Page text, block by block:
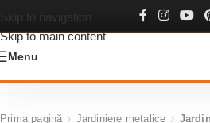
Skip to navigation
Skip to main content
Menu
Prima pagină Jardiniere metalice